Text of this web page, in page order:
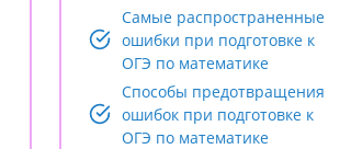
Самые распространенные
ошибки при подготовке к
ОГЭ по математике
Способы предотвращения
ошибок при подготовке к
ОГЭ по математике